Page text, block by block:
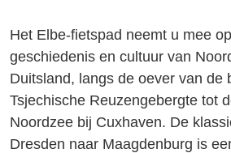
Het Elbe-fietspad neemt u mee
geschiedenis en cultuur van
Duitsland, langs de oever van de
Tsjechische Reuzengebergte tot
Noordzee bij Cuxhaven. De
Dresden naar Maagdenburg is